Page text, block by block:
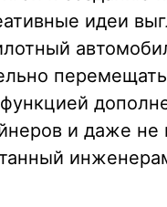
идеи
и даже не